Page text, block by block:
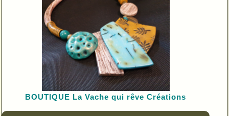
BOUTIQUE La Vache qui rêve Créations